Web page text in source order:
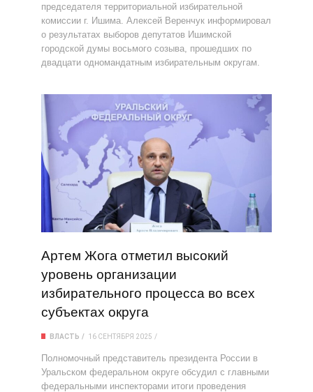
председателя территориальной избирательной
комиссии г. Ишима. Алексей Веренчук информировал
о результатах выборов депутатов Ишимской
городской думы восьмого созыва, прошедших по
двадцати одномандатным избирательным округам.
Артем Жога отметил высокий
уровень организации
избирательного процесса во всех
субъектах округа
ВЛАСТЬ 16 СЕНТЯБРЯ 2025
Полномочный представитель президента России в
Уральском федеральном округе обсудил с главными
федеральными инспекторами итоги проведения